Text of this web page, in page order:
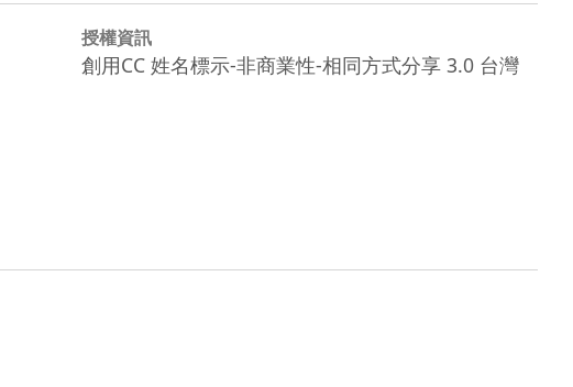
授權資訊
創用CC 姓名標示-非商業性-相同方式分享 3.0 台灣